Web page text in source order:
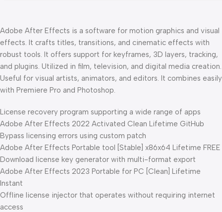
Adobe After Effects is a software for motion graphics and visual
effects. It crafts titles, transitions, and cinematic effects with
robust tools. It offers support for keyframes, 3D layers, tracking,
and plugins. Utilized in film, television, and digital media creation.
Useful for visual artists, animators, and editors. It combines easily
with Premiere Pro and Photoshop.
License recovery program supporting a wide range of apps
Adobe After Effects 2022 Activated Clean Lifetime GitHub
Bypass licensing errors using custom patch
Adobe After Effects Portable tool [Stable] x86x64 Lifetime FREE
Download license key generator with multi-format export
Adobe After Effects 2023 Portable for PC [Clean] Lifetime
Instant
Offline license injector that operates without requiring internet
access